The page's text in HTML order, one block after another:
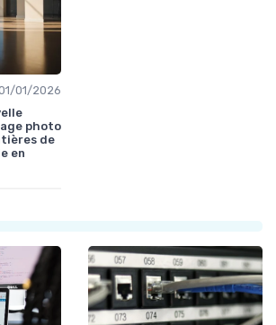
01/2026
photo
de
en